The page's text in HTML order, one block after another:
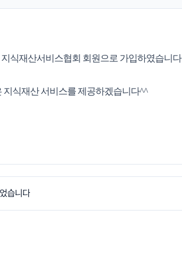
지식재산서비스협회 회원으로 가입하였습니다
식재산 서비스를 제공하겠습니다^^
습니다